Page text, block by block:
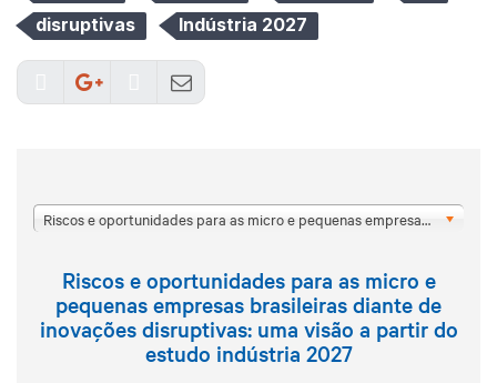
disruptivas
Indústria 2027
Riscos e oportunidades para as micro e pequenas empresas brasileiras diante de inovações disruptivas: uma visão a partir do estudo indústria 2027
Riscos e oportunidades para as micro e
pequenas empresas brasileiras diante de
inovações disruptivas: uma visão a partir do
estudo indústria 2027